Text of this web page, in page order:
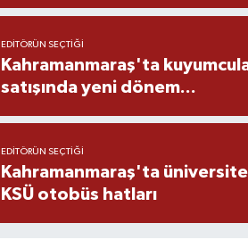
EDITÖRÜN SEÇTIĞI
Kahramanmaraş'ta
satışında yeni dönem...
EDITÖRÜN SEÇTIĞI
Kahramanmaraş'ta
KSÜ otobüs hatları